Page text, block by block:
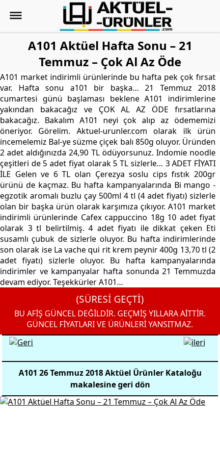
A101 Aktüel Hafta Sonu – 21
Temmuz – Çok Al Az Öde
A101 market indirimli ürünlerinde bu hafta pek çok fırsat
var. Hafta sonu a101 bir başka… 21 Temmuz 2018
cumartesi günü başlaması beklene A101 indirimlerine
yakından bakacağız ve ÇOK AL AZ ÖDE fırsatlarına
bakacağız. Bakalım A101 neyi çok alıp az ödememizi
öneriyor. Görelim. Aktuel-urunler.com olarak ilk ürün
incemelemiz Bal-ye süzme çiçek balı 850g oluyor. Üründen
2 adet aldığınızda 24,90 TL ödüyorsunuz. Indomie noodle
çeşitleri de 5 adet fiyat olarak 5 TL sizlerle… 3 ADET FİYATI
İLE Gelen ve 6 TL olan Çerezya soslu cips fıstık 200gr
ürünü de kaçmaz. Bu hafta kampanyalarında Bi mango -
egzotik aromalı buzlu çay 500ml 4 tl (4 adet fiyatı) sizlerle
olan bir başka ürün olarak karşımıza çıkıyor. A101 market
indirimli ürünlerinde Cafex cappuccino 18g 10 adet fiyat
olarak 3 tl belirtilmiş. 4 adet fiyatı ile dikkat çeken Eti
susamlı çubuk de sizlerle oluyor. Bu hafta indirimlerinde
son olarak ise La vache qui rit krem peynir 400g 13,70 tl (2
adet fiyatı) sizlerle oluyor. Bu hafta kampanyalarında
indirimler ve kampanyalar hafta sonunda 21 Temmuzda
devam ediyor. Teşekkürler A101…
(SÜRESİ GEÇTİ)
BU AFİŞ GÜNCEL DEĞİLDİR. GEÇMİŞ YILLARA AİTTİR.
GÜNCEL FİYATLARI VE ÜRÜNLERİ YANSITMAZ.
A101 26 Temmuz 2018 Aktüel Ürünler Kataloğu
makalesine geri dön